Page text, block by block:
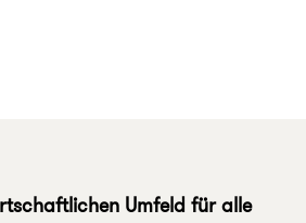
Umfeld für alle